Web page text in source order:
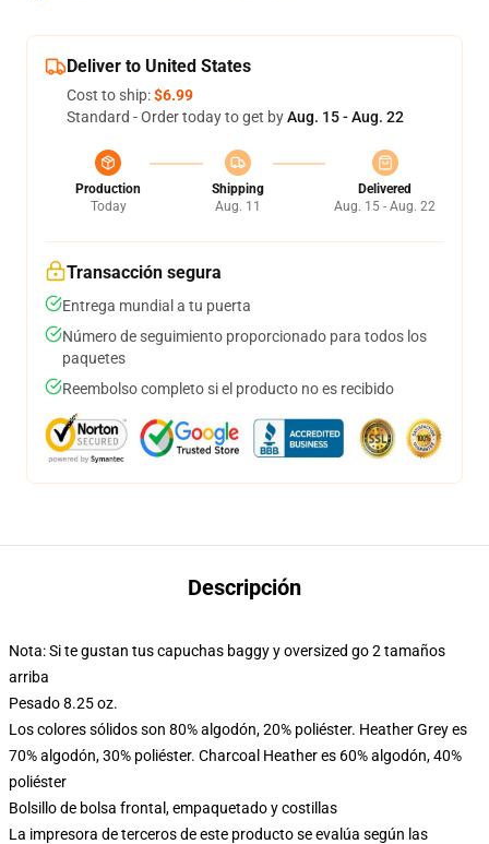
Deliver to United States
Cost to ship:$6.99
Standard - Order today to get byAug. 15 - Aug. 22
Production
Today
Shipping
Aug. 11
Delivered
Aug. 15 - Aug. 22
Transacción segura
Entrega mundial a tu puerta
Número de seguimiento proporcionado para todos los
paquetes
Reembolso completo si el producto no es recibido
Descripción
Nota: Si te gustan tus capuchas baggy y oversized go 2 tamaños
arriba
Pesado 8.25 oz.
Los colores sólidos son 80% algodón, 20% poliéster. Heather Grey es
70% algodón, 30% poliéster. Charcoal Heather es 60% algodón, 40%
poliéster
Bolsillo de bolsa frontal, empaquetado y costillas
La impresora de terceros de este producto se evalúa según las